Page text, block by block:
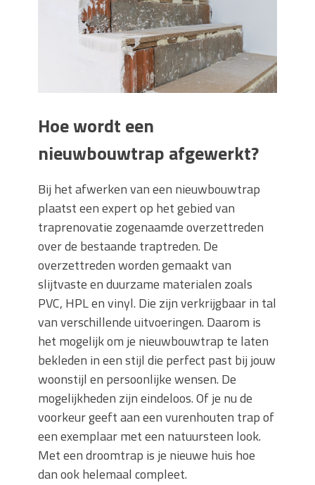
Hoe wordt een
nieuwbouwtrap afgewerkt?
Bij het afwerken van een nieuwbouwtrap
plaatst een expert op het gebied van
traprenovatie zogenaamde overzettreden
over de bestaande traptreden. De
overzettreden worden gemaakt van
slijtvaste en duurzame materialen zoals
PVC, HPL en vinyl. Die zijn verkrijgbaar in tal
van verschillende uitvoeringen. Daarom is
het mogelijk om je nieuwbouwtrap te laten
bekleden in een stijl die perfect past bij jouw
woonstijl en persoonlijke wensen. De
mogelijkheden zijn eindeloos. Of je nu de
voorkeur geeft aan een vurenhouten trap of
een exemplaar met een natuursteen look.
Met een droomtrap is je nieuwe huis hoe
dan ook helemaal compleet.